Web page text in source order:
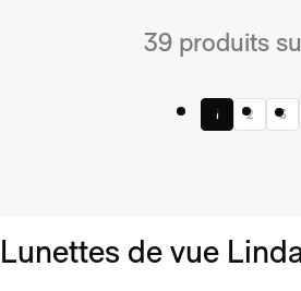
39 produits
1 2 3
Lunettes de vue